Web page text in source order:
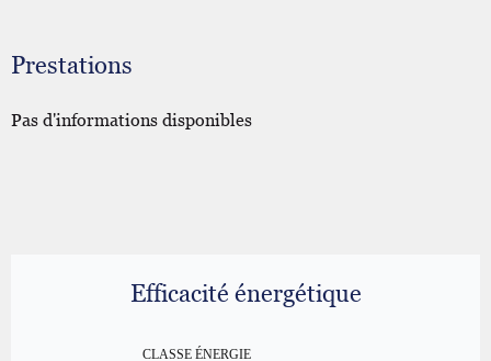
Prestations
Pas d'informations disponibles
Efficacité énergétique